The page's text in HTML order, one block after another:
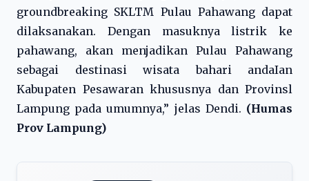
groundbreaking SKLTM Pulau Pahawang dapat
dilaksanakan. Dengan masuknya listrik ke
pahawang, akan menjadikan Pulau Pahawang
sebagai destinasi wisata bahari andaIan
Kabupaten Pesawaran khususnya dan Provinsl
Lampung pada umumnya,” jelas Dendi. (Humas
Prov Lampung)